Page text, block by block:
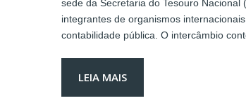
sede da Secretaria do Tesouro
integrantes de organismos
contabilidade pública. O intercâmbio
LEIA MAIS